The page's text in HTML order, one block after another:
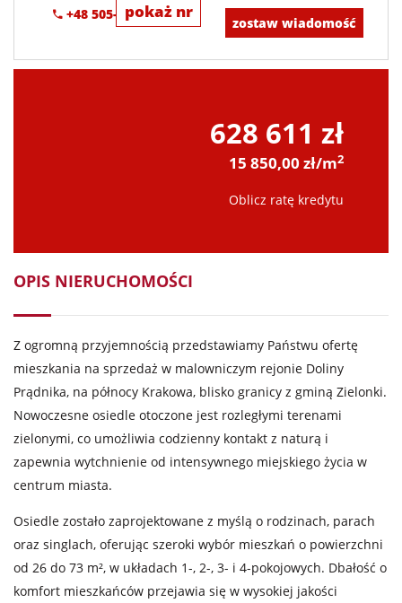
pokaż nr
+48 505-236-943
zostaw wiadomość
628 611 zł
15 850,00 zł/m2
Oblicz ratę kredytu
OPIS NIERUCHOMOŚCI
Z ogromną przyjemnością przedstawiamy Państwu ofertę
mieszkania na sprzedaż w malowniczym rejonie Doliny
Prądnika, na północy Krakowa, blisko granicy z gminą Zielonki.
Nowoczesne osiedle otoczone jest rozległymi terenami
zielonymi, co umożliwia codzienny kontakt z naturą i
zapewnia wytchnienie od intensywnego miejskiego życia w
centrum miasta.
Osiedle zostało zaprojektowane z myślą o rodzinach, parach
oraz singlach, oferując szeroki wybór mieszkań o powierzchni
od 26 do 73 m², w układach 1-, 2-, 3- i 4-pokojowych. Dbałość o
komfort mieszkańców przejawia się w wysokiej jakości